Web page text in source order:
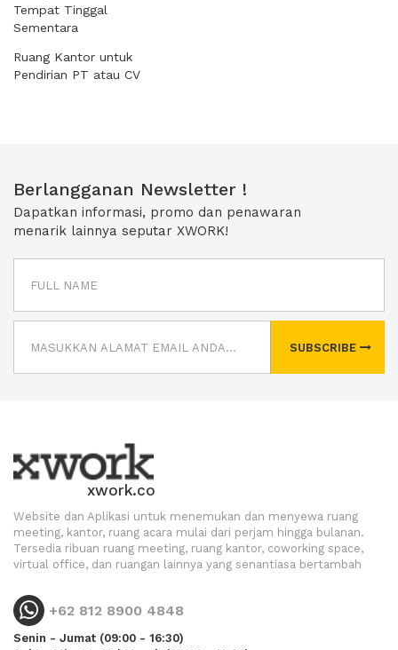
Tempat Tinggal
Sementara
Ruang Kantor untuk
Pendirian PT atau CV
Berlangganan Newsletter !
Dapatkan informasi, promo dan penawaran
menarik lainnya seputar XWORK!
SUBSCRIBE
xwork.co
Website dan Aplikasi untuk menemukan dan menyewa ruang
meeting, kantor, ruang acara mulai dari perjam hingga bulanan.
Tersedia ribuan ruang meeting, ruang kantor, coworking space,
virtual office, dan ruangan lainnya yang senantiasa bertambah
+62 812 8900 4848
Senin - Jumat (09:00 - 16:30)